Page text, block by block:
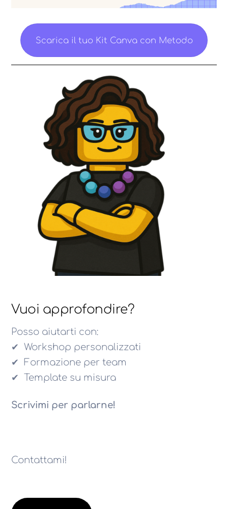
Scarica il tuo Kit Canva con Metodo
Vuoi approfondire?
Posso aiutarti con:
✔ Workshop personalizzati
✔ Formazione per team
✔ Template su misura
Scrivimi per parlarne!
Contattami!